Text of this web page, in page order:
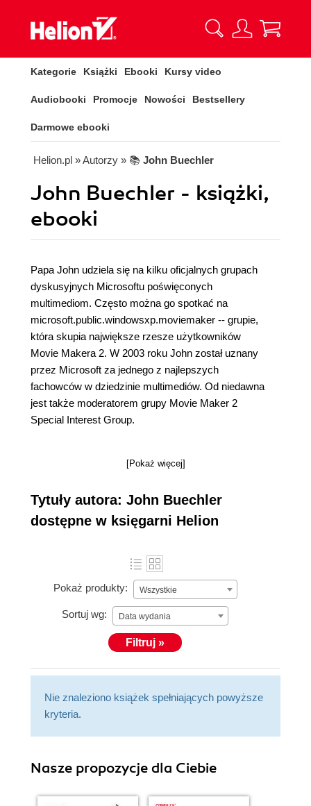
Kategorie Książki Ebooki Kursy video
Audiobooki Promocje Nowości Bestsellery
Darmowe ebooki
Helion.pl » Autorzy » 📚 John Buechler
John Buechler - książki,
ebooki
Papa John udziela się na kilku oficjalnych grupach
dyskusyjnych Microsoftu poświęconych
multimediom. Często można go spotkać na
microsoft.public.windowsxp.moviemaker -- grupie,
która skupia największe rzesze użytkowników
Movie Makera 2. W 2003 roku John został uznany
przez Microsoft za jednego z najlepszych
fachowców w dziedzinie multimediów. Od niedawna
jest także moderatorem grupy Movie Maker 2
Special Interest Group.
[Pokaż więcej]
Tytuły autora: John Buechler
dostępne w księgarni Helion
Pokaż produkty: Wszystkie
Sortuj wg: Data wydania
Filtruj »
Nie znaleziono książek spełniających powyższe
kryteria.
Nasze propozycje dla Ciebie